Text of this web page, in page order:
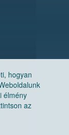
hogyan
élmény
az